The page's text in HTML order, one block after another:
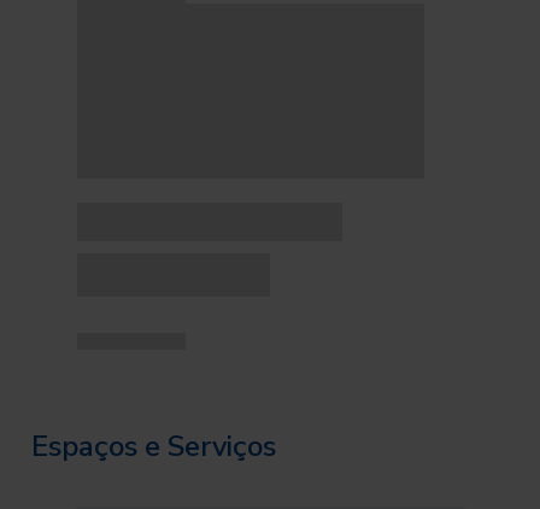
Espaços e Serviços